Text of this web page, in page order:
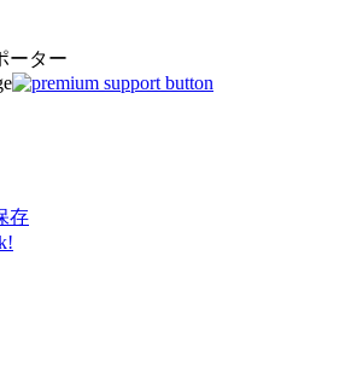
ーター
存